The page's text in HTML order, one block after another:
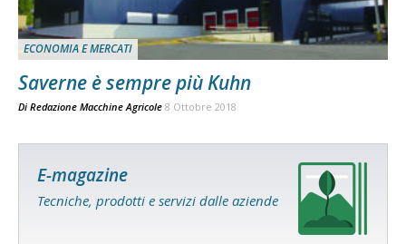
ECONOMIA E MERCATI
Saverne è sempre più Kuhn
Di Redazione Macchine Agricole 8 Ottobre 2018
E-magazine
Tecniche, prodotti e servizi dalle aziende